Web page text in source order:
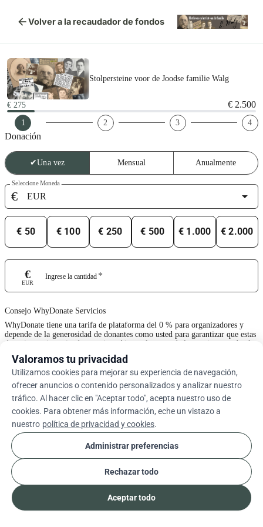
arrow_backVolver a la recaudador de fondos
Stolpersteine voor de Joodse familie Walg
€ 275 € 2.500
1
Donación
2 3 4
✔Una vez Mensual Anualmente
Seleccione Moneda
€ arrow_drop_down
€ 50 € 100 € 250 € 500 € 1.000 € 2.000
Ingrese la cantidad *
€
EUR
Consejo WhyDonate Servicios
WhyDonate tiene una tarifa de plataforma del 0 % para organizadores y
depende de la generosidad de donantes como usted para garantizar que estas
donaciones sigan siendo gratuitas. Ajuste el monto de la propina usando el
control deslizante o ingrese una propina personalizada a continuación.
0%
Ingrese Una Sugerencia Personalizada
Siguiente
Esarrow_drop_down cookie
Valoramos tu privacidad
Utilizamos cookies para mejorar su experiencia de navegación,
ofrecer anuncios o contenido personalizados y analizar nuestro
tráfico. Al hacer clic en "Aceptar todo", acepta nuestro uso de
cookies. Para obtener más información, eche un vistazo a
nuestro política de privacidad y cookies.
Administrar preferencias
Rechazar todo
Aceptar todo